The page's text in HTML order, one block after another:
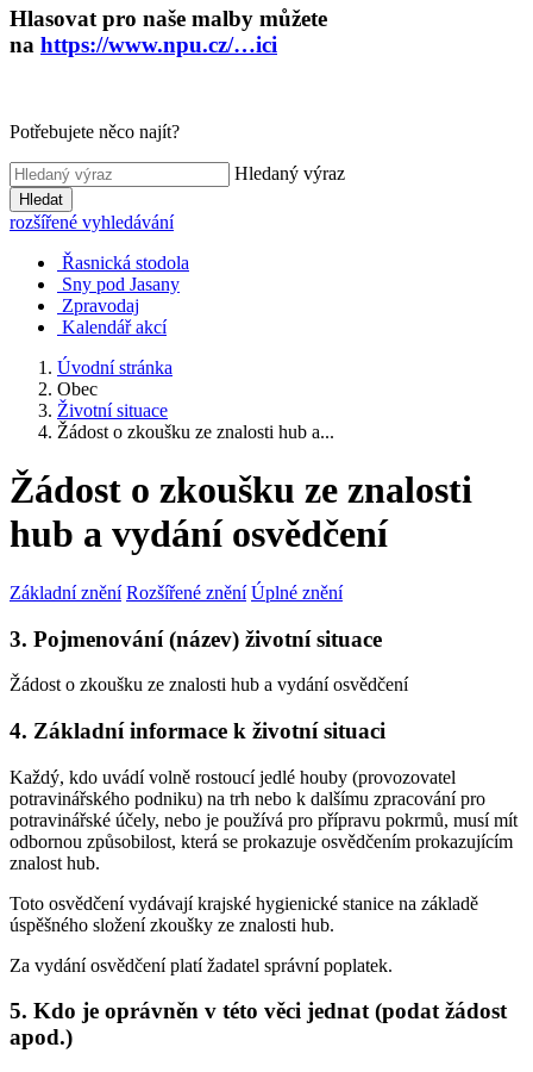
Hlasovat pro naše malby můžete
na https://www.npu.cz/…ici
Potřebujete něco najít?
Hledaný výraz
Hledat
rozšířené vyhledávání
Řasnická stodola
Sny pod Jasany
Zpravodaj
Kalendář akcí
Úvodní stránka
Obec
Životní situace
Žádost o zkoušku ze znalosti hub a...
Žádost o zkoušku ze znalosti
hub a vydání osvědčení
Základní znění Rozšířené znění Úplné znění
3. Pojmenování (název) životní situace
Žádost o zkoušku ze znalosti hub a vydání osvědčení
4. Základní informace k životní situaci
Každý, kdo uvádí volně rostoucí jedlé houby (provozovatel
potravinářského podniku) na trh nebo k dalšímu zpracování pro
potravinářské účely, nebo je používá pro přípravu pokrmů, musí mít
odbornou způsobilost, která se prokazuje osvědčením prokazujícím
znalost hub.
Toto osvědčení vydávají krajské hygienické stanice na základě
úspěšného složení zkoušky ze znalosti hub.
Za vydání osvědčení platí žadatel správní poplatek.
5. Kdo je oprávněn v této věci jednat (podat žádost
apod.)